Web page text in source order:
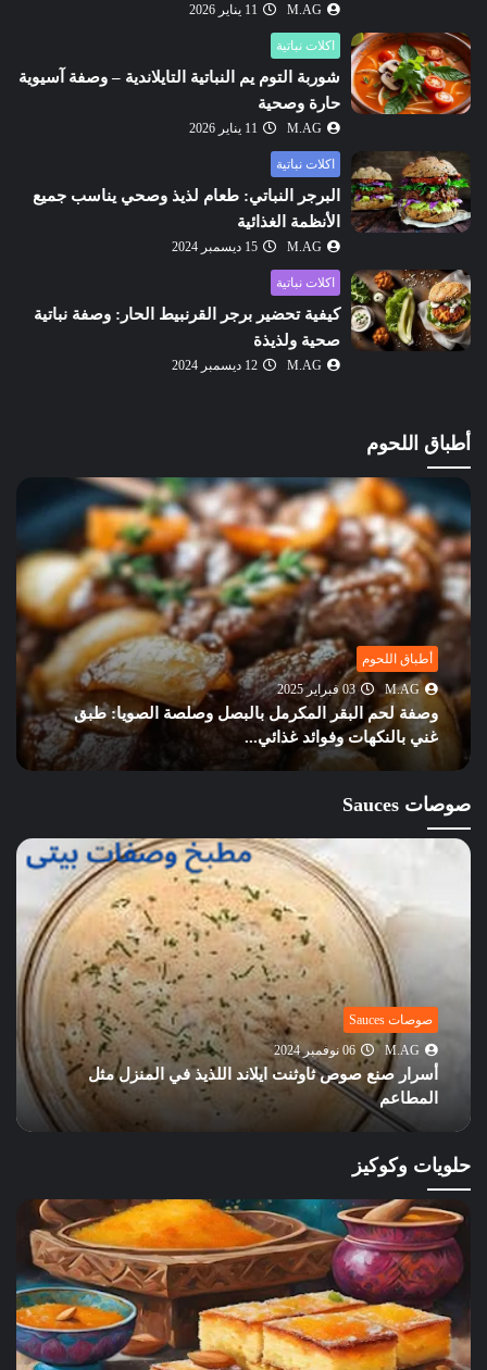
M.AG 11 يناير 2026
اكلات نباتية
شوربة التوم يم النباتية التايلاندية – وصفة آسيوية
حارة وصحية
M.AG 11 يناير 2026
اكلات نباتية
البرجر النباتي: طعام لذيذ وصحي يناسب جميع
الأنظمة الغذائية
M.AG 15 ديسمبر 2024
اكلات نباتية
كيفية تحضير برجر القرنبيط الحار: وصفة نباتية
صحية ولذيذة
M.AG 12 ديسمبر 2024
أطباق اللحوم
أطباق اللحوم
M.AG
12 أكتوبر 2024
أشهر الأكلات السعودية: الكبسة، المندي، الجريش،
المفطح، الحنيذ، المطازيز، ...
صوصات Sauces
صوصات Sauces
M.AG
05 نوفمبر 2024
طريقة تحضير أشهر صوصات البرجر في المنزل بنكهات
لذيذة وسهلة
حلويات وكوكيز